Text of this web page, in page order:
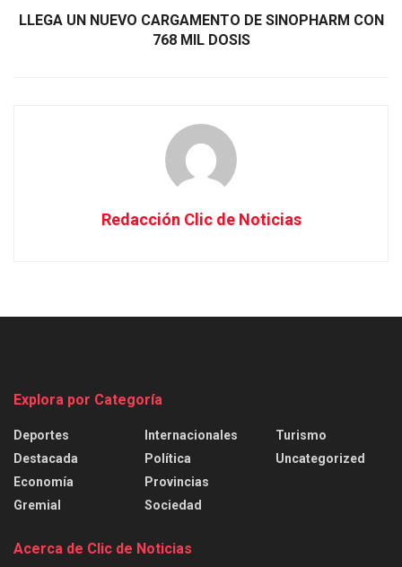
LLEGA UN NUEVO CARGAMENTO DE SINOPHARM CON
768 MIL DOSIS
Redacción Clic de Noticias
Explora por Categoría
Deportes
Destacada
Economía
Gremial
Internacionales
Política
Provincias
Sociedad
Turismo
Uncategorized
Acerca de Clic de Noticias